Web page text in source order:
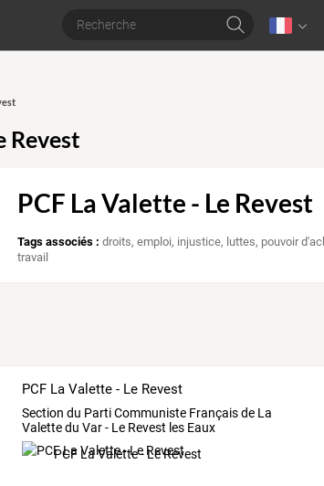
Revest
PCF La Valette - Le Revest
Tags associés : droits,emploi, injustice, luttes, pouvoir
travail
PCF La Valette - Le Revest
Section du Parti Communiste Français de La
Valette du Var - Le Revest les Eaux
PCF La Valette - Le Revest